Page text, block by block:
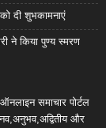
दी शुभकामनाएं
ने किया पुण्य स्मरण
समाचार पोर्टल
और